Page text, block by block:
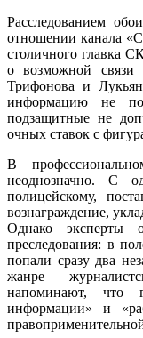
Расследованием
отношении канала
столичного главка
о возможной связи
Трифонова и
информацию не
подзащитные не
очных ставок с
В
неоднозначно. С
полицейскому,
вознаграждение,
Однако эксперты
преследования: в
попали сразу два
жанре
напоминают, что
информации» и